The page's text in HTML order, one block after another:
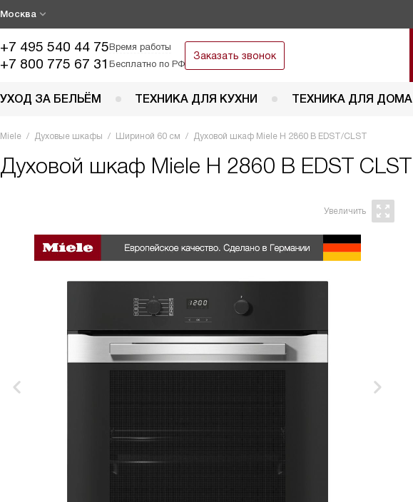
Москва
+7 495 540 44 75Время работы
+7 800 775 67 31 Бесплатно по РФ
Заказать звонок
УХОД ЗА БЕЛЬЁМ ТЕХНИКА ДЛЯ КУХНИ ТЕХНИКА ДЛЯ ДОМА
Miele Духовые шкафы Шириной 60 см Духовой шкаф Miele H 2860 B EDST/CLST
Духовой шкаф Miele H 2860 B EDST CLST